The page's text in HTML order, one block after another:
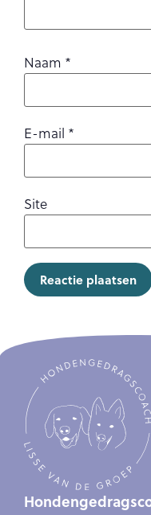
Naam *
E-mail *
Site